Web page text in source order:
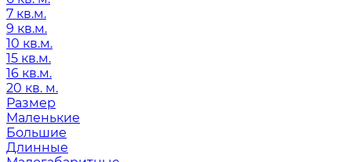
7 кв.м.
9 кв.м.
10 кв.м.
15 кв.м.
16 кв.м.
20 кв. м.
Размер
Маленькие
Большие
Длинные